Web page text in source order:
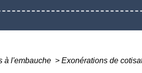
à l'embauche > Exonérations de